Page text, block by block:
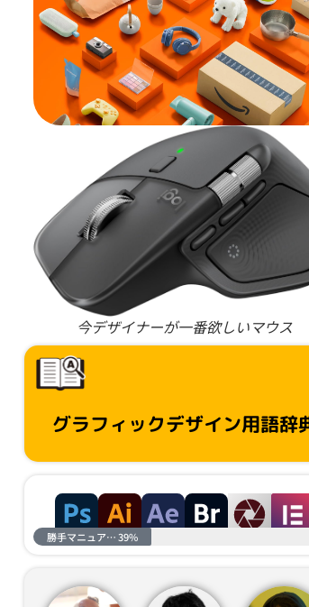
今デザイナーが一番欲しいマウス
グラフィックデザイン用語辞
勝手マニュアル進捗39%